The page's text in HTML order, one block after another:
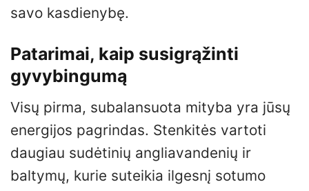
savo kasdienybę.
Patarimai, kaip susigrąžinti
gyvybingumą
Visų pirma, subalansuota mityba yra jūsų
energijos pagrindas. Stenkitės vartoti
daugiau sudėtinių angliavandenių ir
baltymų, kurie suteikia ilgesnį sotumo